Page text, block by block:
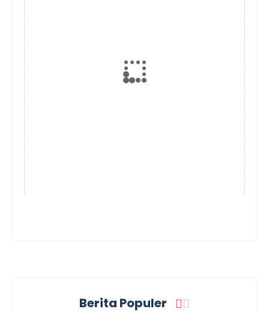
Berita Populer